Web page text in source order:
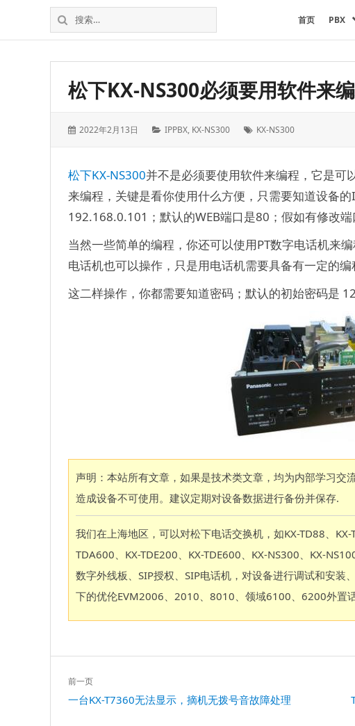
松
下
话
上
海
维
修
搜
索：
首页 PBX
松下KX-NS300必须要用软件来
发
2022年2月13日
分
IPPBX, KX-NS300
标
KX-NS300
松下KX-NS300并不是必须要使用软件来编程，它是可
来编程，关键是看你使用什么方便，只需要知道设备
192.168.0.101；默认的WEB端口是80；假如有修改端
当然一些简单的编程，你还可以使用PT数字电话机来
电话机也可以操作，只是用电话机需要具备有一定的编
这二样操作，你都需要知道密码；默认的初始密码是
声明：本站所有文章，如果是技术类文章，均为内部学习
造成设备不可使用。建议定期对设备数据进行备份并保存.
我们在上海地区，可以对松下电话交换机，如KX-TD88、
TDA600、KX-TDE200、KX-TDE600、KX-NS300、KX-
数字外线板、SIP授权、SIP电话机，对设备进行调试和安
下的优伦EVM2006、2010、8010、领域6100、6200外置
文
章
导
前一页
上
一台KX-T7360无法显示，摘机无拨号音故障处理
下